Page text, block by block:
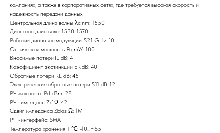
компаниях, а также в корпоративных сетях, где требуется высокая скорость и
надежность передачи данных.
Центральная длина волны λc nm: 1550
Диапазон длин волн: 1530-1570
Рабочий диапазон модуляции, S21 GHz: 10
Оптическая мощность Po mW: 100
Вносимые потери IL dB: 4
Коэффициент экстинкции ER dB: 40
Обратные потери RL dB: 45
Электрические обратные потери S11 dB: 12
РЧ мощность Prf dBm: 28
РЧ -импеданс Zrf Ω: 42
Сдвиг импеданса Zbias Ω: 1М
РЧ -интерфейс: SMA
Температура хранения T ℃: -10...+65